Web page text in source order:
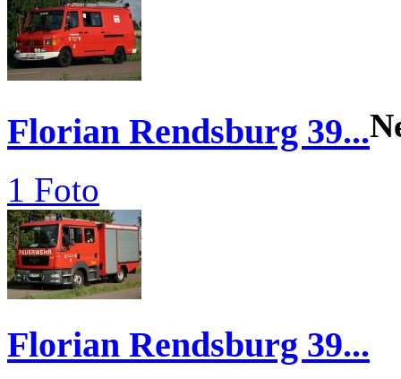
Florian Rendsburg 39...
1 Foto
Florian Rendsburg 39...